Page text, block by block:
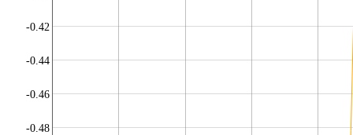
-0.48
-0.46
-0.44
-0.42